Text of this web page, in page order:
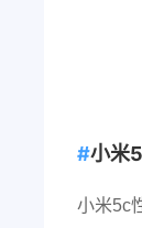
小米
小米5c